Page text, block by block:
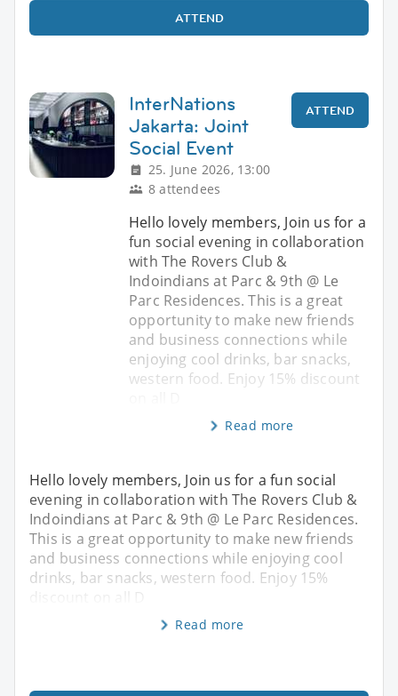
ATTEND
InterNations
Jakarta: Joint
Social Event
25. June 2026, 13:00
8 attendees
ATTEND
Hello lovely members, Join us for a
fun social evening in collaboration
with The Rovers Club &
Indoindians at Parc & 9th @ Le
Parc Residences. This is a great
opportunity to make new friends
and business connections while
enjoying cool drinks, bar snacks,
western food. Enjoy 15% discount
Read more
Hello lovely members, Join us for a fun social
evening in collaboration with The Rovers Club &
Indoindians at Parc & 9th @ Le Parc Residences.
This is a great opportunity to make new friends
and business connections while enjoying cool
drinks, bar snacks, western food. Enjoy 15%
discount on all D
Read more